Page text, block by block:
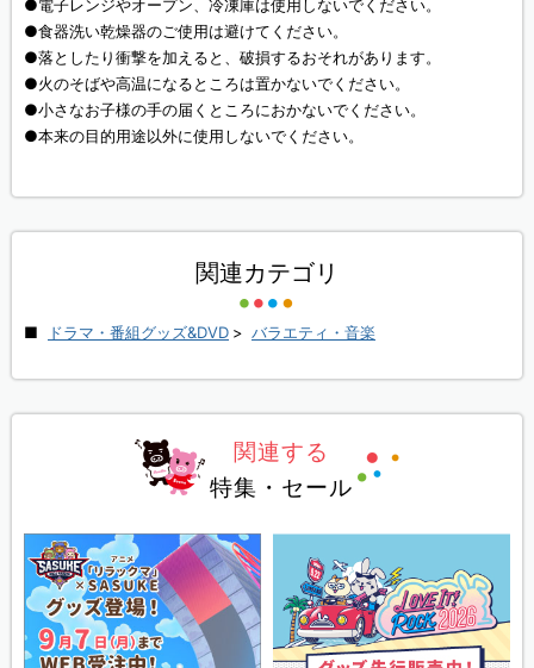
●電子レンジやオープン、冷凍庫は使用しないでください。
●食器洗い乾燥器のご使用は避けてください。
●落としたり衝撃を加えると、破損するおそれがあります。
●火のそばや高温になるところは置かないでください。
●小さなお子様の手の届くところにおかないでください。
●本来の目的用途以外に使用しないでください。
関連カテゴリ
ドラマ・番組グッズ&DVD > バラエティ・音楽
関連する
特集・セール